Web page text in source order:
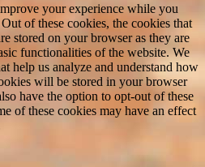
your experience while you
of these cookies, the cookies that
stored on your browser as they are
functionalities of the website. We
help us analyze and understand how
will be stored in your browser
have the option to opt-out of these
of these cookies may have an effect